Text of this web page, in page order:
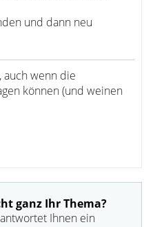
und dann neu
auch wenn die
können (und weinen
ganz Ihr Thema?
Ihnen ein